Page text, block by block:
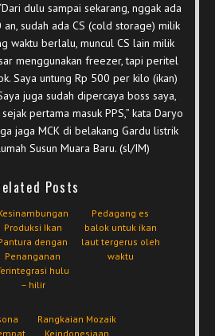
dulu sampai sekarang, nggak ada
sudah ada CS (cold storage) milik
waktu berlalu, muncul CS lain milik
menggunakan freezer, tapi peritel
Saya untung Rp 500 per kilo (ikan)
juga sudah dipercaya boss saya,
pertama masuk PPS,” kata Daryo
jaga MCK di belakang Gardu listrik
Susun Muara Baru. (sl/IM)
Posts
Produksi Ikan
dengan
Penanganan
hulu
– hilir
Pedagang es
balok untuk ikan
laut tergerus oleh
waktu
Rangkaian Mozaik
Keindonesiaan